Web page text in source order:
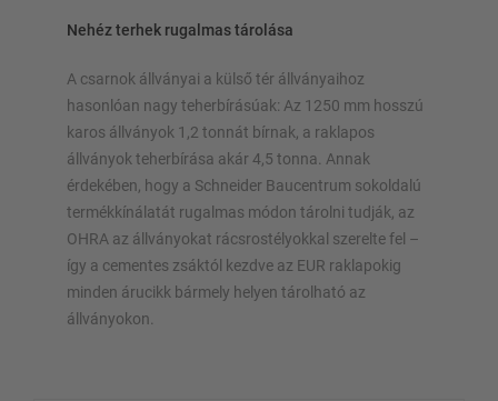
Nehéz terhek rugalmas tárolása
A csarnok állványai a külső tér állványaihoz
hasonlóan nagy teherbírásúak: Az 1250 mm hosszú
karos állványok 1,2 tonnát bírnak, a raklapos
állványok teherbírása akár 4,5 tonna. Annak
érdekében, hogy a Schneider Baucentrum sokoldalú
termékkínálatát rugalmas módon tárolni tudják, az
OHRA az állványokat rácsrostélyokkal szerelte fel –
így a cementes zsáktól kezdve az EUR raklapokig
minden árucikk bármely helyen tárolható az
állványokon.